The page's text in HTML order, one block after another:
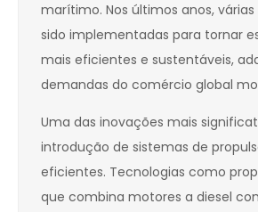
marítimo. Nos últimos anos,
sido implementadas para tornar
mais eficientes e sustentáveis,
demandas do comércio global
Uma das inovações mais
introdução de sistemas de
eficientes. Tecnologias como
que combina motores a diesel